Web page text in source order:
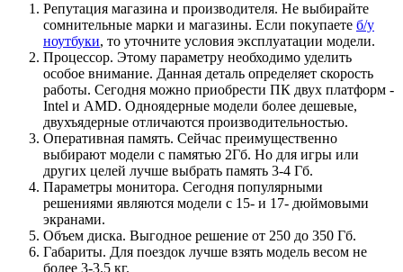
Репутация магазина и производителя. Не выбирайте
сомнительные марки и магазины. Если покупаете б/у
ноутбуки, то уточните условия эксплуатации модели.
Процессор. Этому параметру необходимо уделить
особое внимание. Данная деталь определяет скорость
работы. Сегодня можно приобрести ПК двух платформ -
Intel и AMD. Одноядерные модели более дешевые,
двухъядерные отличаются производительностью.
Оперативная память. Сейчас преимущественно
выбирают модели с памятью 2Гб. Но для игры или
других целей лучше выбрать память 3-4 Гб.
Параметры монитора. Сегодня популярными
решениями являются модели с 15- и 17- дюймовыми
экранами.
Объем диска. Выгодное решение от 250 до 350 Гб.
Габариты. Для поездок лучше взять модель весом не
более 3-3.5 кг.